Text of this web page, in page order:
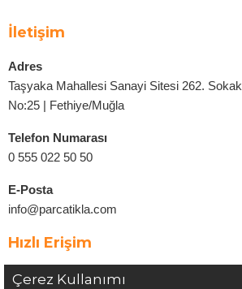
İletişim
Adres
Taşyaka Mahallesi Sanayi Sitesi 262. Sokak
No:25 | Fethiye/Muğla
Telefon Numarası
0 555 022 50 50
E-Posta
info@parcatikla.com
Hızlı Erişim
Çerez Kullanımı